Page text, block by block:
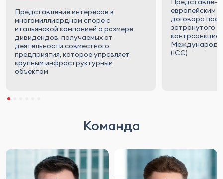
анализ и разработка положений о
разрешении споров в контрактах, включая
выбор арбитражного учреждения,
применимого права, места арбитража и
порядка формирования состава арбитража
с учетом внешнеполитических и санкционных
рисков
Представление интересов в
многомиллиардном споре с
итальянской компанией о размере
дивидендов, получаемых от
деятельности совместного
предприятия, которое управляет
крупным инфраструктурным
объектом
европейским
договора
затронутого
(IСС)
Команда